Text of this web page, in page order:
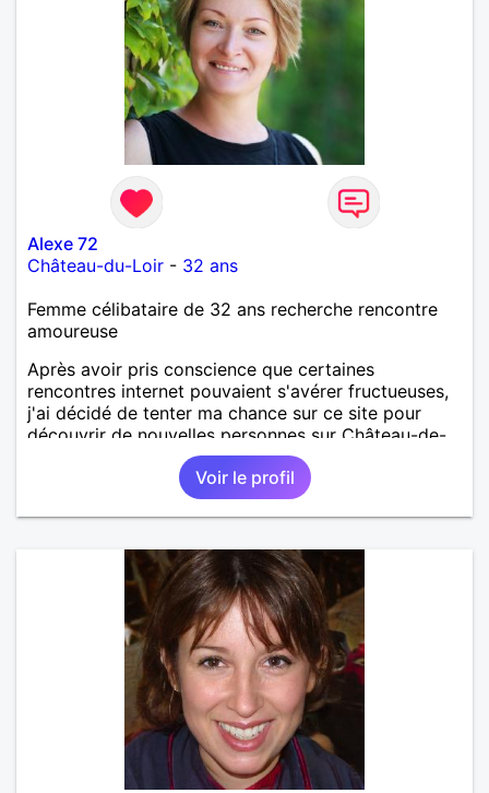
Alexe 72
Château-du-Loir - 32 ans
Femme célibataire de 32 ans recherche rencontre
amoureuse
Après avoir pris conscience que certaines
rencontres internet pouvaient s'avérer fructueuses,
j'ai décidé de tenter ma chance sur ce site pour
découvrir de nouvelles personnes sur Château-de-
Loir voire Le Mans ou La Flèche !
Voir le profil